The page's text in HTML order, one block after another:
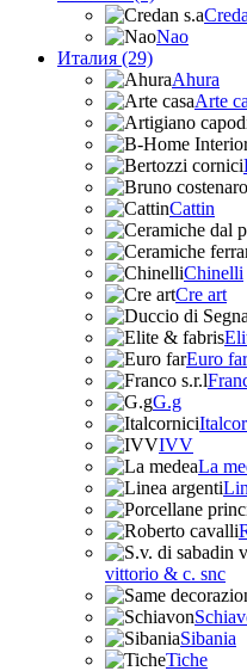
Nao
Италия (29)
Ahura
Arte
Cattin
Chinelli
Cre art
Euro far
G.g
IVV
La
vittorio & c. snc
Sibania
Tiche